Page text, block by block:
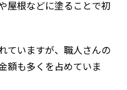
屋根などに塗ることで初
ていますが、職人さんの
額も多くを占めていま